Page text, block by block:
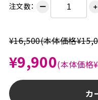
注文数： ー ＋
¥16,500(本体価格
¥9,900(本体価格
カ